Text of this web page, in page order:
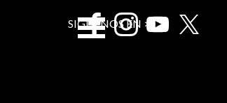
Saltar menÃº
SIGUENOS EN >>